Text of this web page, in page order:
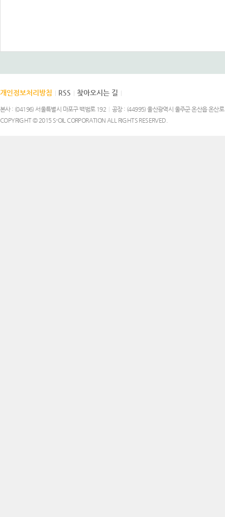
개인정보처리방침 RSS 찾아오시는 길
본사 : (04196) 서울특별시 마포구 백범로 192
공장 : (44995) 울산광역시 울주군 온산읍 온산
COPYRIGHT © 2015 S-OIL CORPORATION ALL RIGHTS RESERVED.